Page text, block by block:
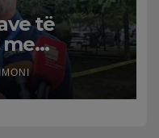
të
me
i
i
të